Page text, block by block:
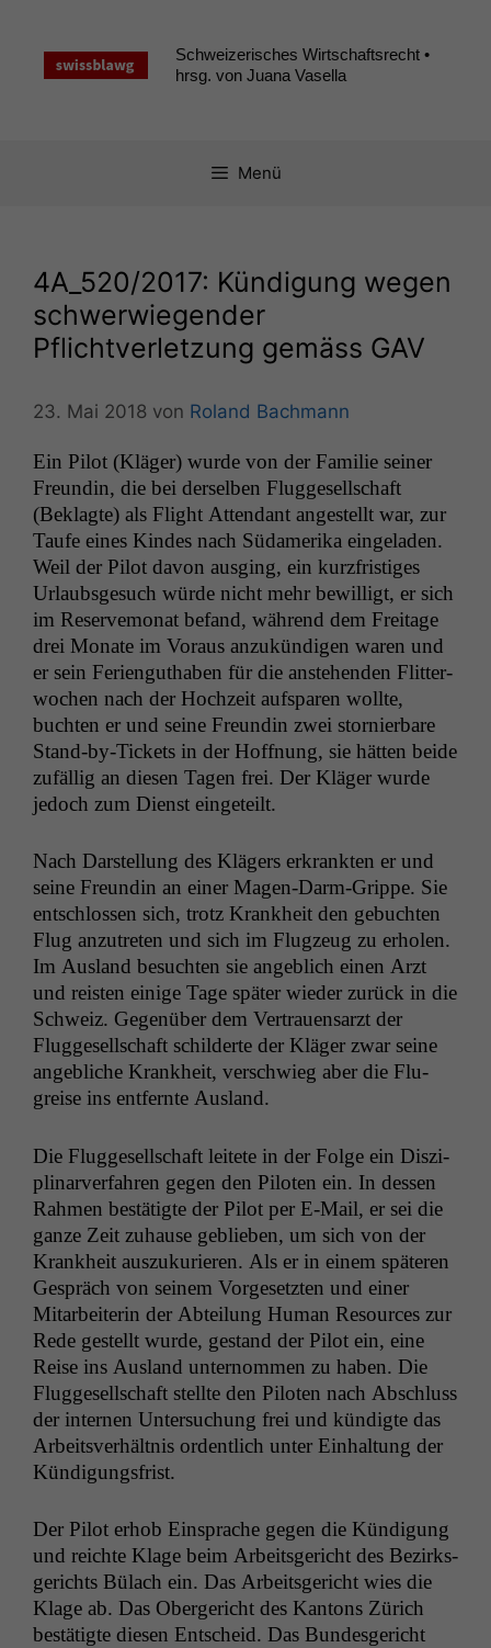
springen
Schweizerisches Wirtschaftsrecht •
hrsg. von Juana Vasella
Menü
4A_520/2017: Kündigung wegen
schwerwiegender
Pflichtverletzung gemäss GAV
23. Mai 2018 von Roland Bachmann
Ein Pilot (Kläger) wurde von der Fam­i­lie sein­er
Fre­undin, die bei der­sel­ben Flugge­sellschaft
(Beklagte) als Flight Atten­dant angestellt war, zur
Taufe eines Kindes nach Südameri­ka ein­ge­laden.
Weil der Pilot davon aus­ging, ein kurzfristiges
Urlaub­s­ge­such würde nicht mehr bewil­ligt, er sich
im Reserve­monat befand, während dem Fre­itage
drei Monate im Voraus anzukündi­gen waren und
er sein Ferienguthaben für die anste­hen­den Flit­ter­
wochen nach der Hochzeit auf­s­paren wollte,
bucht­en er und seine Fre­undin zwei stornier­bare
Stand-by-Tick­ets in der Hoff­nung, sie hät­ten bei­de
zufäl­lig an diesen Tagen frei. Der Kläger wurde
jedoch zum Dienst eingeteilt.
Nach Darstel­lung des Klägers erkrank­ten er und
seine Fre­undin an ein­er Magen-Darm-Grippe. Sie
entschlossen sich, trotz Krankheit den gebucht­en
Flug anzutreten und sich im Flugzeug zu erholen.
Im Aus­land besucht­en sie ange­blich einen Arzt
und reis­ten einige Tage später wieder zurück in die
Schweiz. Gegenüber dem Ver­trauen­sarzt der
Flugge­sellschaft schilderte der Kläger zwar seine
ange­bliche Krankheit, ver­schwieg aber die Flu­
greise ins ent­fer­nte Ausland.
Die Flugge­sellschaft leit­ete in der Folge ein Diszi­
pli­narver­fahren gegen den Piloten ein. In dessen
Rah­men bestätigte der Pilot per E‑Mail, er sei die
ganze Zeit zuhause geblieben, um sich von der
Krankheit auszukuri­eren. Als er in einem späteren
Gespräch von seinem Vorge­set­zten und ein­er
Mitar­bei­t­erin der Abteilung Human Resources zur
Rede gestellt wurde, ges­tand der Pilot ein, eine
Reise ins Aus­land unter­nom­men zu haben. Die
Flugge­sellschaft stellte den Piloten nach Abschluss
der inter­nen Unter­suchung frei und kündigte das
Arbeitsver­hält­nis ordentlich unter Ein­hal­tung der
Kündigungsfrist.
Der Pilot erhob Ein­sprache gegen die Kündi­gung
und reichte Klage beim Arbeits­gericht des Bezirks­
gerichts Bülach ein. Das Arbeits­gericht wies die
Klage ab. Das Oberg­ericht des Kan­tons Zürich
bestätigte diesen Entscheid. Das Bun­des­gericht